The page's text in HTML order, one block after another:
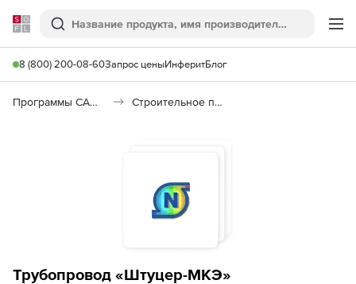
Softline
Поиск
8 (800) 200-08-60Запрос ценыИнферитБлог
Программы САПР и ГИС Строительное программное обеспечение
Трубопровод «Штуцер-МКЭ»